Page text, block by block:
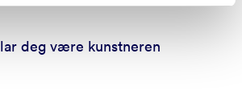
deg være kunstneren